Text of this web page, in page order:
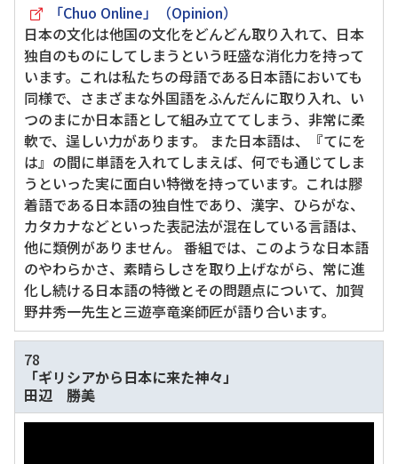
「Chuo Online」（Opinion）
日本の文化は他国の文化をどんどん取り入れて、日本
独自のものにしてしまうという旺盛な消化力を持って
います。これは私たちの母語である日本語においても
同様で、さまざまな外国語をふんだんに取り入れ、い
つのまにか日本語として組み立ててしまう、非常に柔
軟で、逞しい力があります。 また日本語は、『てにを
は』の間に単語を入れてしまえば、何でも通じてしま
うといった実に面白い特徴を持っています。これは膠
着語である日本語の独自性であり、漢字、ひらがな、
カタカナなどといった表記法が混在している言語は、
他に類例がありません。 番組では、このような日本語
のやわらかさ、素晴らしさを取り上げながら、常に進
化し続ける日本語の特徴とその問題点について、加賀
野井秀一先生と三遊亭竜楽師匠が語り合います。
78
「ギリシアから日本に来た神々」
田辺 勝美